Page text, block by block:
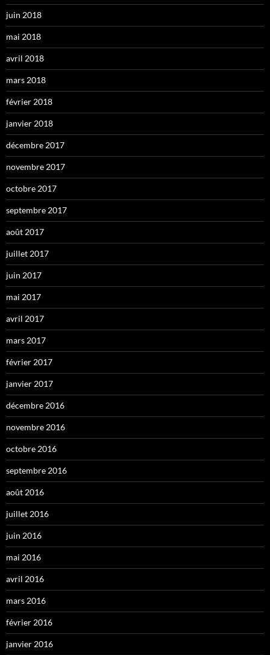
juin 2018
mai 2018
avril 2018
mars 2018
février 2018
janvier 2018
décembre 2017
novembre 2017
octobre 2017
septembre 2017
août 2017
juillet 2017
juin 2017
mai 2017
avril 2017
mars 2017
février 2017
janvier 2017
décembre 2016
novembre 2016
octobre 2016
septembre 2016
août 2016
juillet 2016
juin 2016
mai 2016
avril 2016
mars 2016
février 2016
janvier 2016